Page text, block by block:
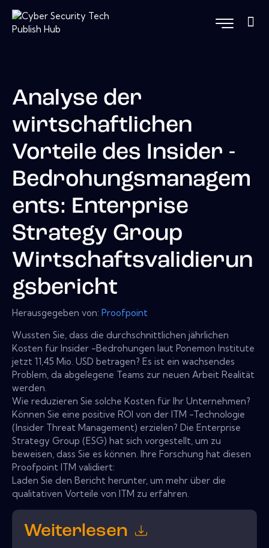
Analyse der
wirtschaftlichen
Vorteile des Insider -
Bedrohungsmanagem
ents: Enterprise
Strategy Group
Wirtschaftsvalidierun
gsbericht
Herausgegeben von: Proofpoint
Wussten Sie, dass die durchschnittlichen jährlichen
Kosten für Insider -Bedrohungen laut Ponemon Institute
jetzt 11,45 Mio. USD betragen? Es ist ein wachsendes
Problem, da abgelegene Teams zur neuen Arbeit Realität
werden.
Wie reduzieren Sie solche Kosten für Ihr Unternehmen?
Können Sie eine positive ROI von der ITM -Technologie
(Insider Threat Management) erzielen? Die Enterprise
Strategy Group (ESG) hat sich vorgestellt, um zu
beweisen, dass Sie es können. Ihre Forschung hat diesen
Proofpoint ITM validiert:
Laden Sie den Bericht herunter, um mehr über die
qualitativen Vorteile von ITM zu erfahren.
Weiterlesen